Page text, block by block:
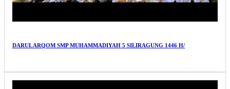
DARUL ARQOM SMP MUHAMMADIYAH 5 SILIRAGUNG 1446 H/